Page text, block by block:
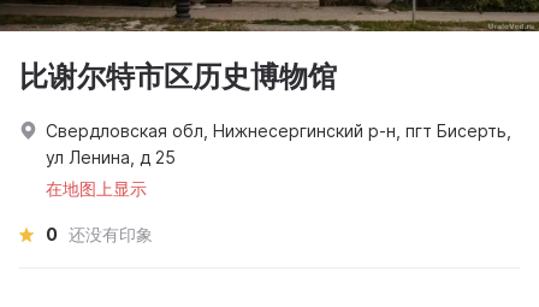
比谢尔特市区历史博物馆
Свердловская обл, Нижнесергинский р-н, пгт Бисерть,
ул Ленина, д 25
在地图上显示
0 还没有印象